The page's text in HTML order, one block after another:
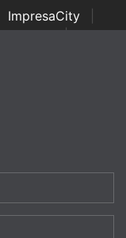
ImpresaCity
Awards | Italian
Awards